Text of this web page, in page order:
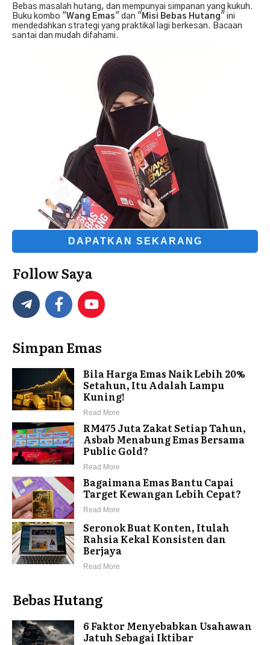
Bebas masalah hutang, dan mempunyai simpanan yang kukuh.
Buku kombo "Wang Emas" dan " Misi Bebas Hutang" ini
mendedahkan strategi yang praktikal lagi berkesan. Bacaan
santai dan mudah difahami.
DAPATKAN SEKARANG
Follow Saya
Simpan Emas
Bila Harga Emas Naik Lebih 20%
Setahun, Itu Adalah Lampu
Kuning!
Read More
RM475 Juta Zakat Setiap Tahun,
Asbab Menabung Emas Bersama
Public Gold?
Read More
Bagaimana Emas Bantu Capai
Target Kewangan Lebih Cepat?
Read More
Seronok Buat Konten, Itulah
Rahsia Kekal Konsisten dan
Berjaya
Read More
Bebas Hutang
6 Faktor Menyebabkan Usahawan
Jatuh Sebagai Iktibar